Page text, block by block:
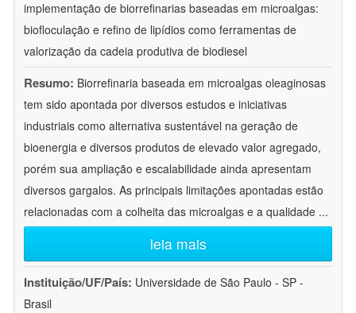
implementação de biorrefinarias baseadas em microalgas:
biofloculação e refino de lipídios como ferramentas de
valorização da cadeia produtiva de biodiesel
Resumo: Biorrefinaria baseada em microalgas oleaginosas
tem sido apontada por diversos estudos e iniciativas
industriais como alternativa sustentável na geração de
bioenergia e diversos produtos de elevado valor agregado,
porém sua ampliação e escalabilidade ainda apresentam
diversos gargalos. As principais limitações apontadas estão
relacionadas com a colheita das microalgas e a qualidade ...
leia mais
Instituição/UF/País: Universidade de São Paulo - SP -
Brasil